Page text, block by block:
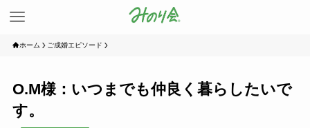
ホーム ご成婚エピソード
O.M様：いつまでも仲良く暮らしたいで
す。